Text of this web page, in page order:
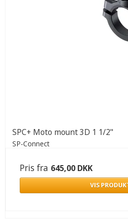
SPC+ Moto mount 3D 1 1/2"
SP-Connect
Pris fra 645,00 DKK
VIS